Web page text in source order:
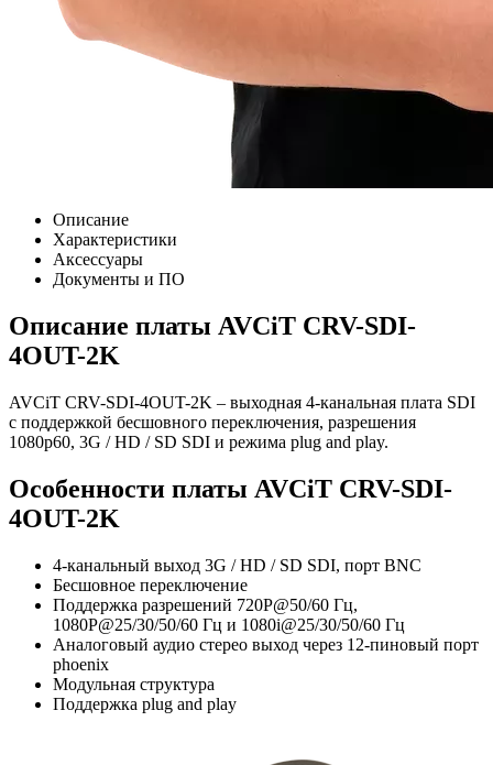
Описание
Характеристики
Аксессуары
Документы и ПО
Описание платы AVCiT CRV-SDI-
4OUT-2K
AVCiT CRV-SDI-4OUT-2K – выходная 4-канальная плата SDI
с поддержкой бесшовного переключения, разрешения
1080р60, 3G / HD / SD SDI и режима plug and play.
Особенности платы AVCiT CRV-SDI-
4OUT-2K
4-канальный выход 3G / HD / SD SDI, порт BNC
Бесшовное переключение
Поддержка разрешений 720P@50/60 Гц,
1080P@25/30/50/60 Гц и 1080i@25/30/50/60 Гц
Аналоговый аудио стерео выход через 12-пиновый порт
phoenix
Модульная структура
Поддержка plug and play